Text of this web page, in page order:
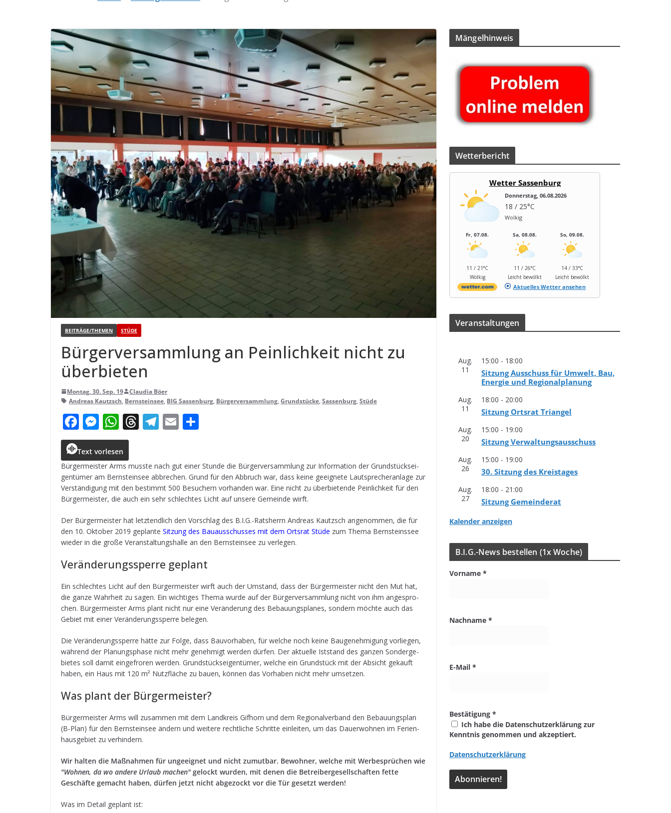
BEITRÄGE/THEMEN STÜDE
Bür­ger­ver­samm­lung an Pein­lich­keit nicht zu
überbieten
Montag, 30. Sep. 19
Claudia Böer
Andreas Kautzsch, Bernsteinsee, BIG Sassenburg, Bürgerversammlung, Grundstücke, Sassenburg, Stüde
F
a
c
e
b
o
o
k
M
e
ss
e
n
g
e
r
W
h
a
ts
A
p
p
T
e
a
d
s
T
g
r
a
m
E
l n
Text vorlesen
Bür­ger­meis­ter Arms musste nach gut einer Stunde die Bür­ger­ver­samm­lung zur Infor­ma­tion der Grund­stücks­ei­
gen­tü­mer am Bern­stein­see abbre­chen. Grund für den Abbruch war, dass keine geeig­nete Laut­spre­cher­an­lage zur
Ver­stän­di­gung mit den bestimmt 500 Besu­chern vor­han­den war. Eine nicht zu über­bie­tende Pein­lich­keit für den
Bür­ger­meis­ter, die auch ein sehr schlech­tes Licht auf unsere Gemeinde wirft.
Der Bür­ger­meis­ter hat letzt­end­lich den Vor­schlag des B.I.G.-Ratsherrn Andreas Kau­t­zsch ange­nom­men, die für
den 10. Okto­ber 2019 geplante Sit­zung des Bau­aus­schus­ses mit dem Orts­rat Stüde zum Thema Bern­steins­see
wie­der in die große Ver­an­stal­tungs­halle an den Bern­stein­see zu verlegen.
Ver­än­de­rungs­sperre geplant
Ein schlech­tes Licht auf den Bür­ger­meis­ter wirft auch der Umstand, dass der Bür­ger­meis­ter nicht den Mut hat,
die ganze Wahr­heit zu sagen. Ein wich­ti­ges Thema wurde auf der Bür­ger­ver­samm­lung nicht von ihm ange­spro­
chen. Bür­ger­meis­ter Arms plant nicht nur eine Ver­än­de­rung des Bebau­ungs­pla­nes, son­dern möchte auch das
Gebiet mit einer Ver­än­de­rungs­sperre belegen.
Die Ver­än­de­rungs­sperre hätte zur Folge, dass Bau­vor­ha­ben, für wel­che noch keine Bau­ge­neh­mi­gung vor­lie­gen,
wäh­rend der Pla­nungs­phase nicht mehr geneh­migt wer­den dür­fen. Der aktu­elle Ist­stand des gan­zen Son­der­ge­
bie­tes soll damit ein­ge­fro­ren wer­den. Grund­stücks­ei­gen­tü­mer, wel­che ein Grund­stück mit der Absicht gekauft
haben, ein Haus mit 120 m² Nutz­flä­che zu bauen, kön­nen das Vor­ha­ben nicht mehr umsetzen.
Was plant der Bürgermeister?
Bür­ger­meis­ter Arms will zusam­men mit dem Land­kreis Gif­horn und dem Regio­nal­ver­band den Bebau­ungs­plan
(B-Plan) für den Bern­stein­see ändern und wei­tere recht­li­che Schritte ein­lei­ten, um das Dau­er­woh­nen im Feri­en­
haus­ge­biet zu verhindern.
Wir hal­ten die Maß­nah­men für unge­eig­net und nicht zumut­bar. Bewoh­ner, wel­che mit Wer­be­sprü­chen wie
"Woh­nen, da wo andere Urlaub machen" gelockt wur­den, mit denen die Betrei­ber­ge­sell­schaf­ten fette
Geschäfte gemacht haben, dür­fen jetzt nicht abge­zockt vor die Tür gesetzt werden!
Was im Detail geplant ist:
Män­gel­hin­weis
Wet­ter­be­richt
Wetter Sassenburg
Donnerstag, 06.08.2026
18 / 25°C
Wolkig
Fr, 07.08.
11 / 21°C
Wolkig
Sa, 08.08.
11 / 26°C
Leicht bewölkt
So, 09.08.
14 / 33°C
Leicht bewölkt
Aktuelles Wetter ansehen
Ver­an­stal­tun­gen
Aug.
11
15:00 - 18:00
Sit­zung Aus­schuss für Umwelt, Bau,
Ener­gie und Regionalplanung
Aug.
11
18:00 - 20:00
Sit­zung Orts­rat Triangel
Aug.
20
15:00 - 19:00
Sit­zung Verwaltungsausschuss
Aug.
26
15:00 - 19:00
30. Sit­zung des Kreistages
Aug.
27
18:00 - 21:00
Sit­zung Gemeinderat
Kalender anzeigen
B.I.G.-News bestel­len (1x Woche)
Vorname *
Nachname *
E-Mail *
Bestätigung *
Ich habe die Datenschutzerklärung zur
Kenntnis genommen und akzeptiert.
Datenschutzerklärung